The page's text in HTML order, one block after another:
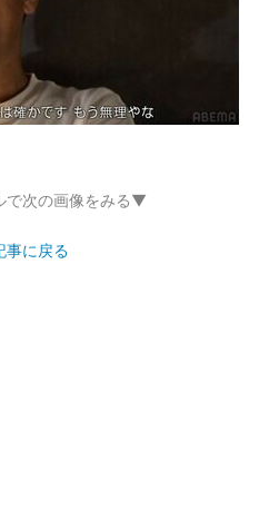
で次の画像をみる▼
事に戻る